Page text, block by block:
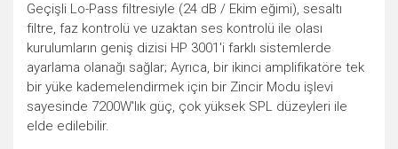
Geçişli Lo-Pass filtresiyle (24 dB / Ekim eğimi), sesaltı
filtre, faz kontrolü ve uzaktan ses kontrolü ile olası
kurulumların geniş dizisi HP 3001'i farklı sistemlerde
ayarlama olanağı sağlar; Ayrıca, bir ikinci amplifikatöre tek
bir yüke kademelendirmek için bir Zincir Modu işlevi
sayesinde 7200W'lık güç, çok yüksek SPL düzeyleri ile
elde edilebilir.